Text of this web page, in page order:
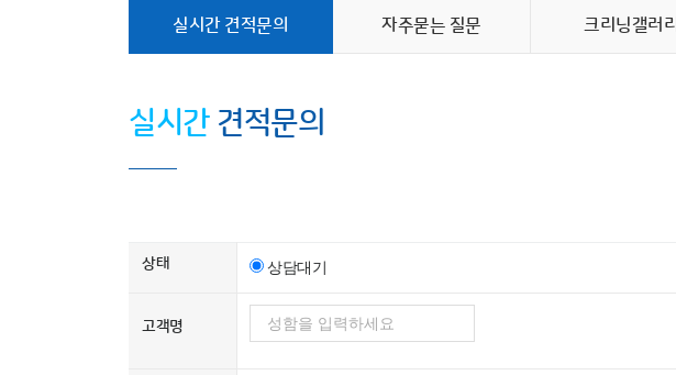
실시간 견적문의 자주묻는 질문 크리닝갤러리
실시간견적문의
상태 상담대기
고객명